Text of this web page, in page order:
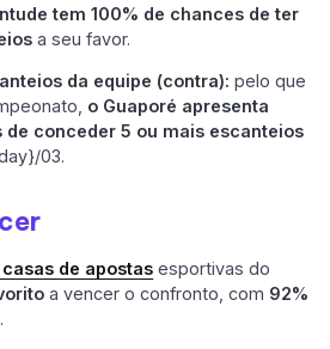
tem 100% de chances de ter
a seu favor.
da equipe (contra): pelo que
o Guaporé apresenta
de conceder 5 ou mais escanteios
03.
de apostas esportivas do
a vencer o confronto, com 92%
.